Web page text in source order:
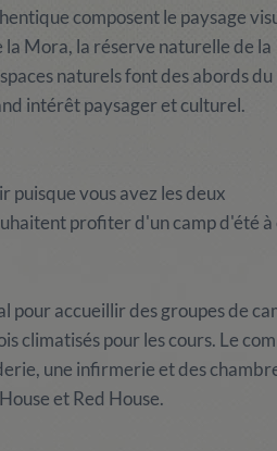
composent le paysage
Mora, la réserve naturelle de la
naturels font des abords du
intérêt paysager et culturel.
puisque vous avez les deux
profiter d'un camp d'été à
pour accueillir des groupes de
climatisés pour les cours. Le
une infirmerie et des
et Red House.